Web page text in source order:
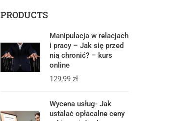
PRODUCTS
Manipulacja w relacjach
i pracy – Jak się przed
nią chronić? – kurs
online
129,99 zł
Wycena usług- Jak
ustalać opłacalne ceny